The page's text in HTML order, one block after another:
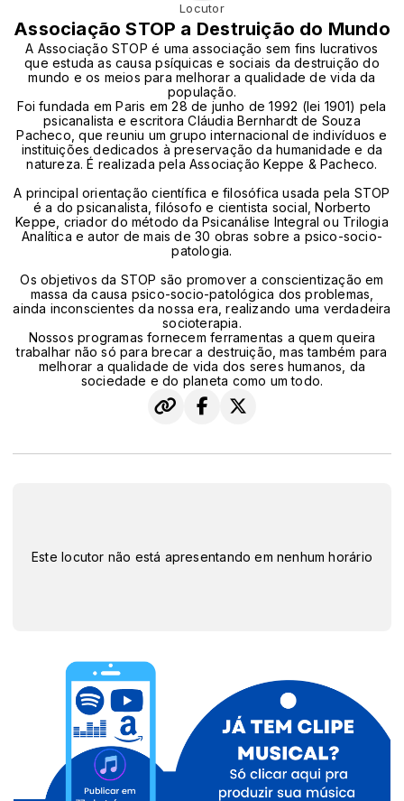
Locutor
Associação STOP a Destruição do Mundo
A Associação STOP é uma associação sem fins lucrativos
que estuda as causa psíquicas e sociais da destruição do
mundo e os meios para melhorar a qualidade de vida da
população.
Foi fundada em Paris em 28 de junho de 1992 (lei 1901) pela
psicanalista e escritora Cláudia Bernhardt de Souza
Pacheco, que reuniu um grupo internacional de indivíduos e
instituições dedicados à preservação da humanidade e da
natureza. É realizada pela Associação Keppe & Pacheco.
A principal orientação científica e filosófica usada pela STOP
é a do psicanalista, filósofo e cientista social, Norberto
Keppe, criador do método da Psicanálise Integral ou Trilogia
Analítica e autor de mais de 30 obras sobre a psico-socio-
patologia.
Os objetivos da STOP são promover a conscientização em
massa da causa psico-socio-patológica dos problemas,
ainda inconscientes da nossa era, realizando uma verdadeira
socioterapia.
Nossos programas fornecem ferramentas a quem queira
trabalhar não só para brecar a destruição, mas também para
melhorar a qualidade de vida dos seres humanos, da
sociedade e do planeta como um todo.
Este locutor não está apresentando em nenhum horário